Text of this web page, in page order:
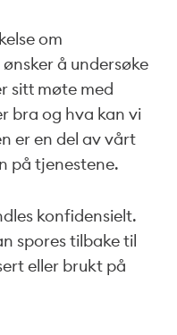
om
å undersøke
sitt møte med
bra og hva kan vi
er en del av vårt
på tjenestene.
konfidensielt.
spores tilbake til
eller brukt på